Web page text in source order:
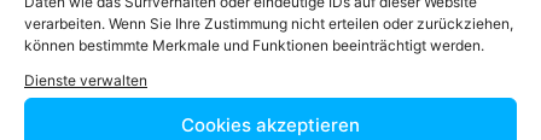
verarbeiten. Wenn Sie Ihre Zustimmung nicht erteilen oder zurückziehen,
können bestimmte Merkmale und Funktionen beeinträchtigt werden.
Dienste verwalten
Cookies akzeptieren